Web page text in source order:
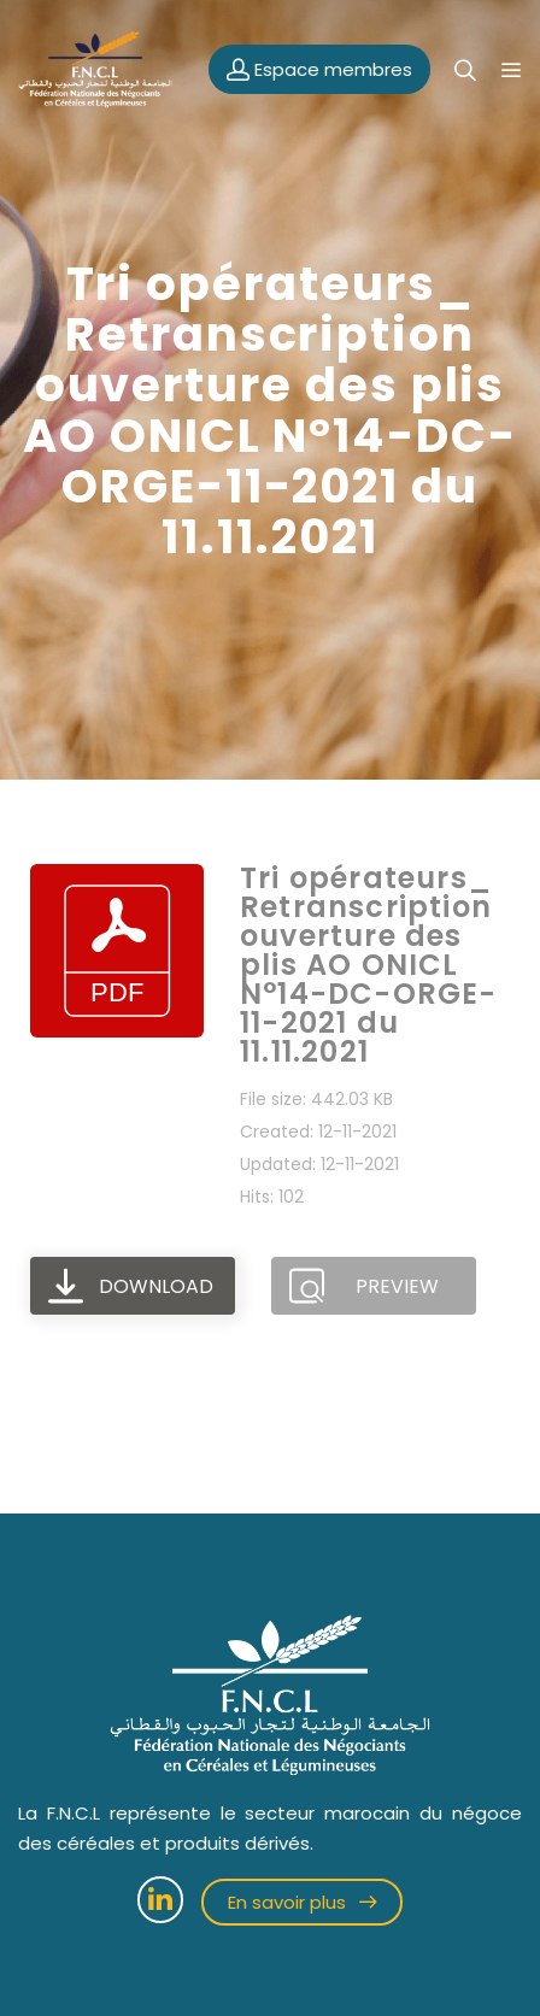
Espace membres
Tri opérateurs_
Retranscription
ouverture des plis
AO ONICL N°14-DC-
ORGE-11-2021 du
11.11.2021
Tri opérateurs_
Retranscription
ouverture des
plis AO ONICL
N°14-DC-ORGE-
11-2021 du
11.11.2021
File size: 442.03 KB
Created: 12-11-2021
Updated: 12-11-2021
Hits: 102
DOWNLOAD PREVIEW
La F.N.C.L représente le secteur marocain du négoce
des céréales et produits dérivés.
En savoir plus